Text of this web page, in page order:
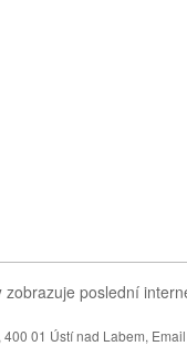
zobrazuje poslední
400 01 Ústí nad Labem,